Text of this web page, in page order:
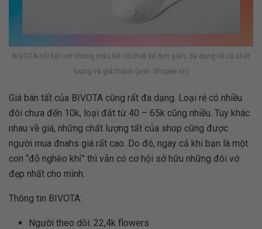
BIVOTA nổi bật với những mẫu tất có thiết kế đơn giản, đa dạng về cả chất
lượng và giá thành (ảnh: Shopee.vn)
Giá bán tất của BIVOTA cũng rất đa dạng. Loại rẻ có nhiều
đôi chưa đến 10k, loại đắt từ 40 – 65k cũng nhiều. Tuy khác
nhau về giá, những chất lượng tất của shop cũng được
người mua đnahs giá rất cao. Do đó, ngay cả khi bạn là một
con “đỗ nghèo khỉ” thì vẫn có cơ hội sở hữu những đôi vớ
đẹp nhất cho mình.
Thông tin BIVOTA:
Người theo dõi: 22,4k flowers